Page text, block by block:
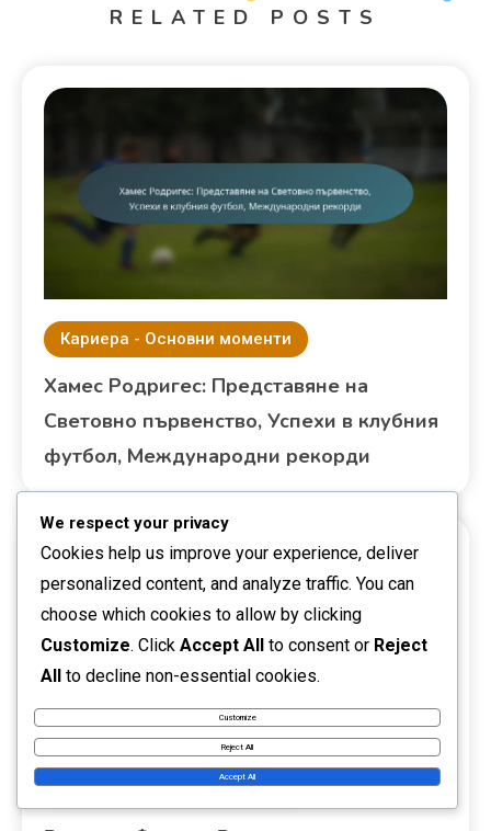
RELATED POSTS
Кариера - Основни моменти
Хамес Родригес: Представяне на
Световно първенство, Успехи в клубния
футбол, Международни рекорди
Кариера - Основни моменти
We respect your privacy
Cookies help us improve your experience, deliver
personalized content, and analyze traffic. You can
choose which cookies to allow by clicking
Customize. Click Accept All to consent or Reject
All to decline non-essential cookies.
Customize
Reject All
Accept All